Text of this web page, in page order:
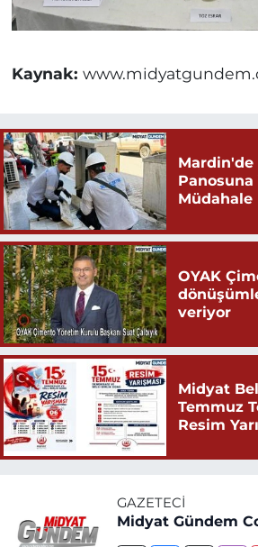
Kaynak:
Müdahale
OYAK
veriyor
Midyat
Temmuz
Resim
GAZETECI
Midyat Gündem